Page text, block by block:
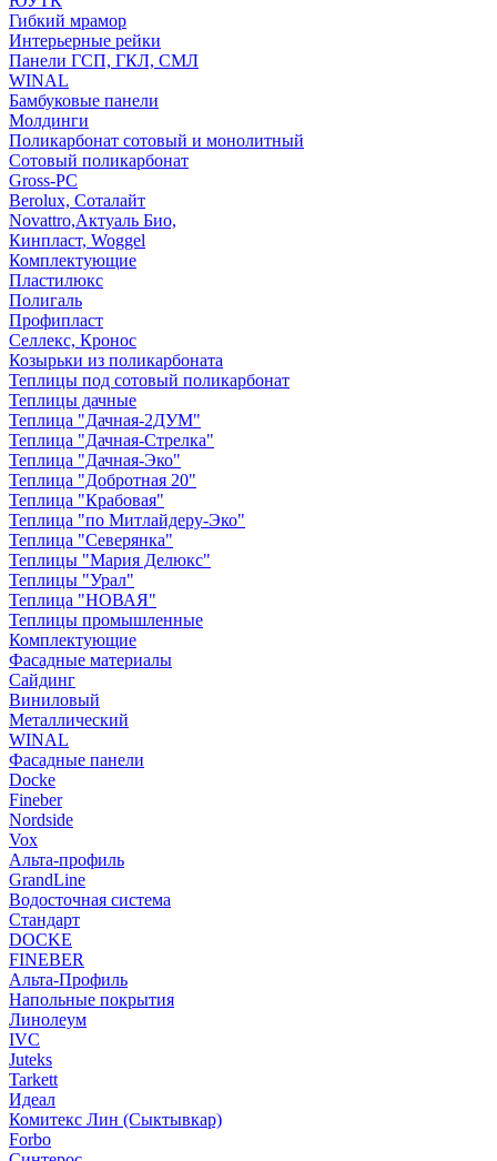
Гибкий мрамор
Интерьерные рейки
Панели ГСП, ГКЛ, СМЛ
WINAL
Бамбуковые панели
Молдинги
Поликарбонат сотовый и монолитный
Сотовый поликарбонат
Gross-PC
Berolux, Соталайт
Novattro,Актуаль Био,
Кинпласт, Woggel
Комплектующие
Пластилюкс
Полигаль
Профипласт
Селлекс, Кронос
Козырьки из поликарбоната
Теплицы под сотовый поликарбонат
Теплицы дачные
Теплица "Дачная-2ДУМ"
Теплица "Дачная-Стрелка"
Теплица "Дачная-Эко"
Теплица "Добротная 20"
Теплица "Крабовая"
Теплица "по Митлайдеру-Эко"
Теплица "Северянка"
Теплицы "Мария Делюкс"
Теплицы "Урал"
Теплица "НОВАЯ"
Теплицы промышленные
Комплектующие
Фасадные материалы
Сайдинг
Виниловый
Металлический
WINAL
Фасадные панели
Docke
Fineber
Nordside
Vox
Альта-профиль
GrandLine
Водосточная система
Стандарт
DOCKE
FINEBER
Альта-Профиль
Напольные покрытия
Линолеум
IVC
Juteks
Tarkett
Идеал
Комитекс Лин (Сыктывкар)
Forbo